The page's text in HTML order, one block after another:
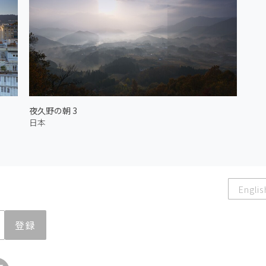
夜久野の朝 3
日本
登録